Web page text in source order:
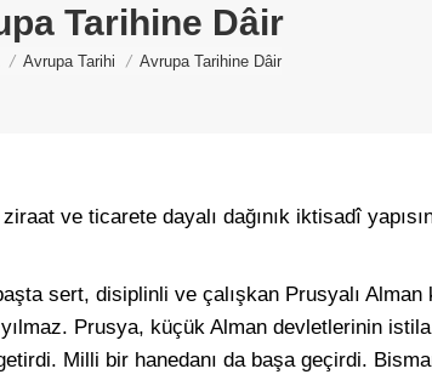
Tarihine Dâir
here:
Avrupa Tarihi Avrupa Tarihine Dâir
ve ticarete dayalı dağınık iktisadî
sert, disiplinli ve çalışkan Prusyalı
Prusya, küçük Alman devletlerinin
Milli bir hanedanı da başa geçirdi.